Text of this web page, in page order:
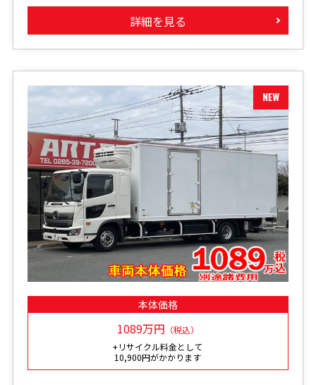
詳細を見る
本体価格
1089万円 （税込）
+リサイクル料金として
10,900円がかかります